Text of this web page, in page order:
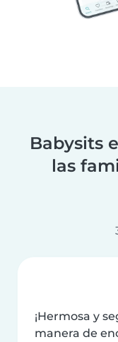
Babysits
las
¡Hermosa y
manera de